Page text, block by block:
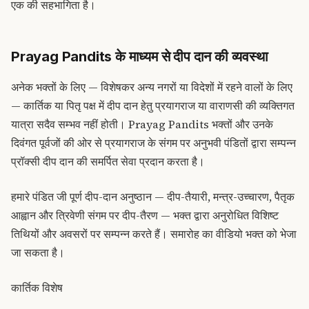
एक की सहभागिता है।
Prayag Pandits के माध्यम से दीप दान की व्यवस्था
अनेक भक्तों के लिए — विशेषकर अन्य नगरों या विदेशों में रहने वालों के लिए
— कार्तिक या पितृ पक्ष में दीप दान हेतु प्रयागराज या वाराणसी की व्यक्तिगत
यात्रा सदैव सम्भव नहीं होती। Prayag Pandits भक्तों और उनके
दिवंगत पूर्वजों की ओर से प्रयागराज के संगम पर अनुभवी पंडितों द्वारा सम्पन्न
प्रॉक्सी दीप दान की समर्पित सेवा प्रदान करता है।
हमारे पंडित जी पूर्ण दीप-दान अनुष्ठान — दीप-तैयारी, मन्त्र-उच्चारण, पैतृक
आह्वान और त्रिवेणी संगम पर दीप-तैरण — भक्त द्वारा अनुरोधित विशिष्ट
तिथियों और अवसरों पर सम्पन्न करते हैं। समारोह का वीडियो भक्त को भेजा
जा सकता है।
कार्तिक विशेष